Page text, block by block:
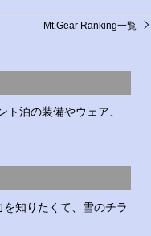
ト泊の装備やウェア、
を知りたくて、雪のチラ
Mt.Gear Ranking一覧